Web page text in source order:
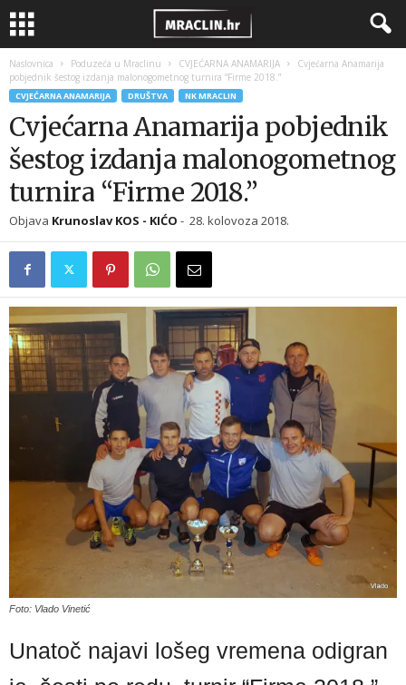
Naslovnica Poduzeća u Mraclinu CVJEĆARNA ANAMARIJA
Cvjećarna Anamarija
pobjednik šestog izdanja malonogometnog turnira “Firme 2018.”
CVJEĆARNA ANAMARIJA DRUŠTVA NK MRACLIN
Cvjećarna Anamarija pobjednik
šestog izdanja malonogometnog
turnira “Firme 2018.”
Objava Krunoslav KOS - KIĆO - 28. kolovoza 2018.
Foto: Vlado Vinetić
Unatoč najavi lošeg vremena odigran